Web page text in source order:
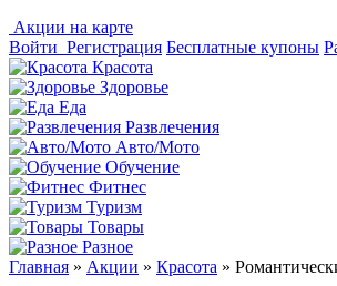
Акции на карте
Войти Регистрация Бесплатные купоны
Красота
Здоровье
Еда
Развлечения
Авто/Мото
Обучение
Фитнес
Туризм
Товары
Разное
Главная » Акции » Красота »